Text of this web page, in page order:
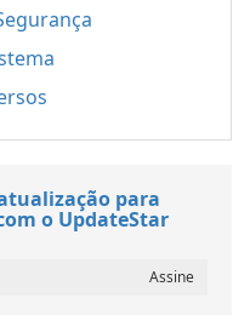
para
o UpdateStar